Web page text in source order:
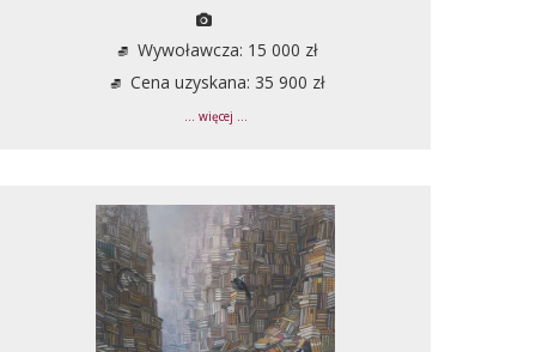
Wywoławcza: 15 000 zł
Cena uzyskana: 35 900 zł
... więcej ...